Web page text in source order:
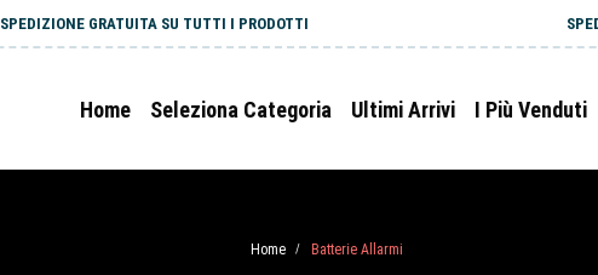
SPEDIZIONE GRATUITA SU TUTTI I PRODOTTI
Home Seleziona Categoria Ultimi Arrivi I Più Venduti
Home / Batterie Allarmi